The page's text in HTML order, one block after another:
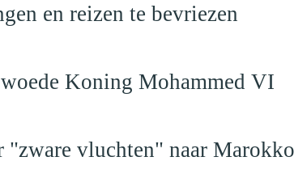
en reizen te bevriezen
Koning Mohammed VI
"zware vluchten" naar Marokko